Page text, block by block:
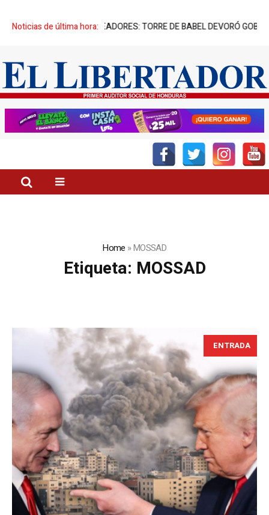
Noticias de última hora:
DE SUS CREADORES: TORRE DE BABEL DEVORÓ GOBIERNO
Home »MOSSAD
Etiqueta: MOSSAD
ENTRADA